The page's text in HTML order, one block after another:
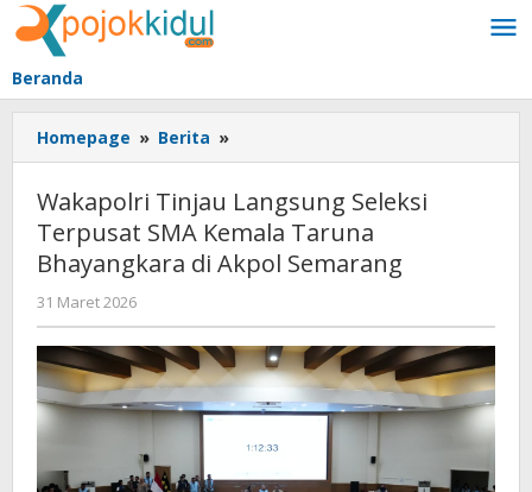
Lewati
ke
konten
Beranda
Homepage » Berita »
Tinjau
Seleksi
Terpusat
SMA
Kemala
Bhayangkara
di
Akpol
Semarang
Wakapolri Tinjau Langsung Seleksi
Terpusat SMA Kemala Taruna
Bhayangkara di Akpol Semarang
31 Maret 2026
BangAdmin